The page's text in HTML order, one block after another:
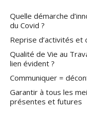
Quelle démarche
du Covid ?
Reprise d’activités et
Qualité de Vie au
lien évident ?
Communiquer =
Garantir à tous les
présentes et futures